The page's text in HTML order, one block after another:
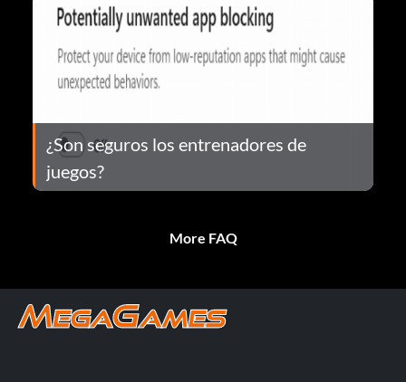
¿Son seguros los entrenadores de
juegos?
More FAQ